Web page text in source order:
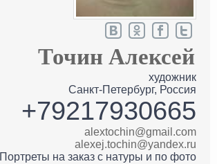
Точин Алексей
художник
Санкт-Петербург, Россия
+79217930665
alextochin@gmail.com
alexej.tochin@yandex.ru
Портреты на заказ с натуры и по фото